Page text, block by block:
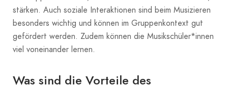
stärken. Auch soziale Interaktionen sind beim Musizieren
besonders wichtig und können im Gruppenkontext gut
gefördert werden. Zudem können die Musikschüler*innen
viel voneinander lernen.
Was sind die Vorteile des